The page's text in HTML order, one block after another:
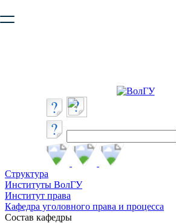
безопасную работу с сайтом. Пожалуйста
Структура
Институты ВолГУ
Институт права
Кафедра уголовного права и процесса
Состав кафедры